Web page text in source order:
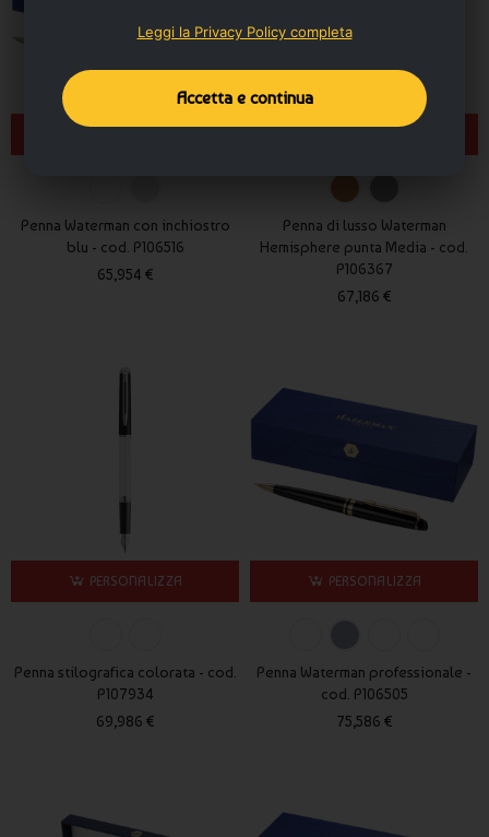
Penna Waterman con inchiostro
blu - cod. P106516
65,954 €
Penna di lusso Waterman
Hemisphere punta Media - cod.
P106367
67,186 €
PERSONALIZZA
Penna stilografica colorata - cod.
P107934
69,986 €
PERSONALIZZA
Penna Waterman professionale -
cod. P106505
75,586 €
Leggi la Privacy Policy completa
Accetta e continua